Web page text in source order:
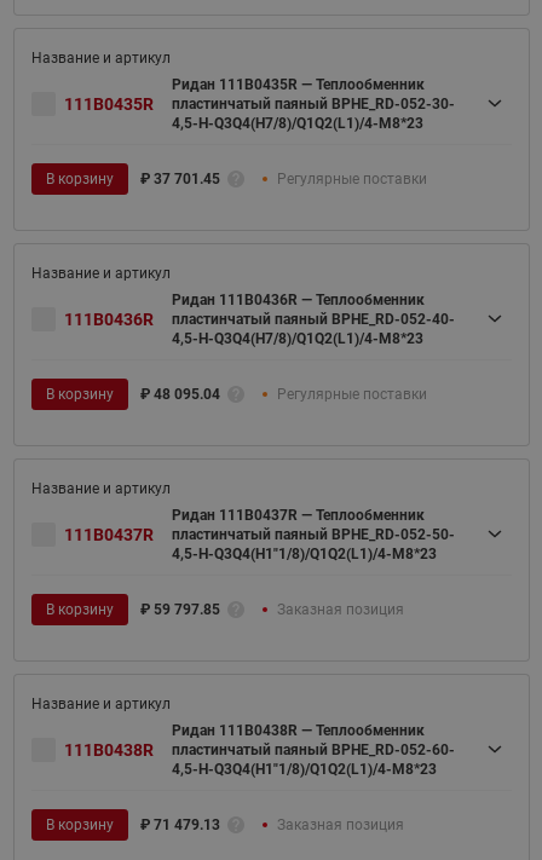
111B0435R
Ридан 111B0435R — Теплообменник
пластинчатый паяный BPHE_RD-052-30-
4,5-H-Q3Q4(H7/8)/Q1Q2(L1)/4-M8*23
В корзину ₽ 37 701.45 Регулярные поставки
111B0436R
Ридан 111B0436R — Теплообменник
пластинчатый паяный BPHE_RD-052-40-
4,5-H-Q3Q4(H7/8)/Q1Q2(L1)/4-M8*23
В корзину ₽ 48 095.04 Регулярные поставки
111B0437R
Ридан 111B0437R — Теплообменник
пластинчатый паяный BPHE_RD-052-50-
4,5-H-Q3Q4(H1"1/8)/Q1Q2(L1)/4-M8*23
В корзину ₽ 59 797.85 Заказная позиция
111B0438R
Ридан 111B0438R — Теплообменник
пластинчатый паяный BPHE_RD-052-60-
4,5-H-Q3Q4(H1"1/8)/Q1Q2(L1)/4-M8*23
В корзину ₽ 71 479.13 Заказная позиция